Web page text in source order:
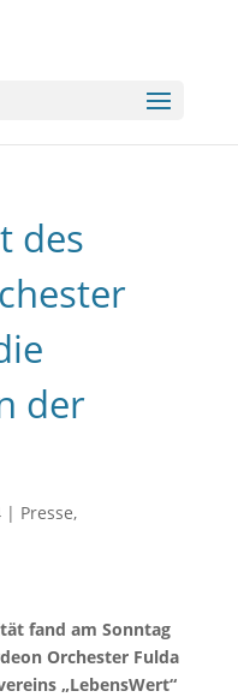
des
der
| Presse,
fand am Sonntag
Orchester Fulda
„LebensWert“